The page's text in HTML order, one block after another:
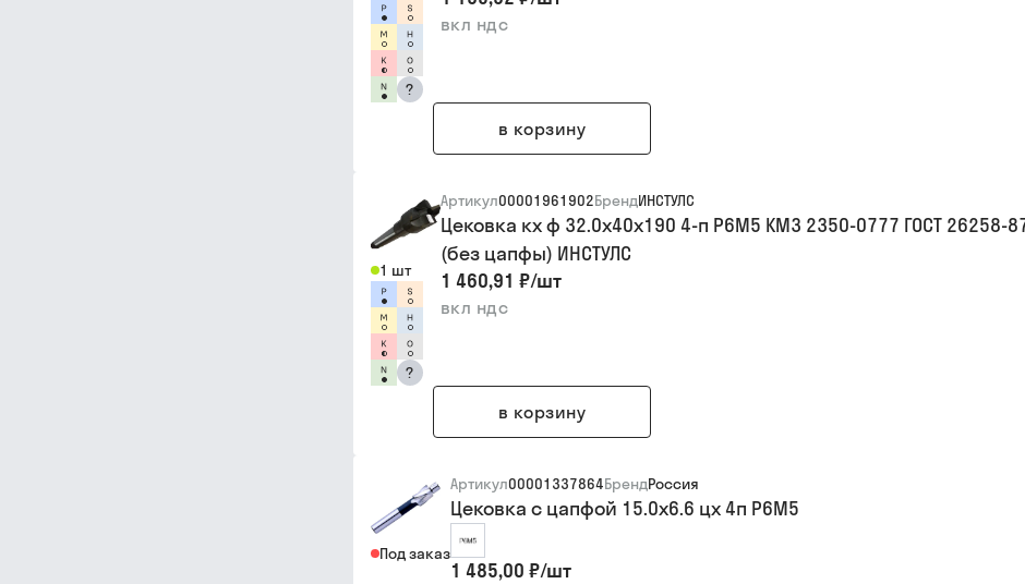
?
вкл ндс
в корзину
1 шт
?
Артикул00001961902БрендИНСТУЛС
Цековка кх ф 32.0х40х190 4-п Р6М5 КМ3 2350-0777 ГОСТ
(без цапфы) ИНСТУЛС
1 460,91 ₽/шт
вкл ндс
в корзину
Под заказ
Артикул00001337864БрендРоссия
Цековка с цапфой 15.0х6.6 цх 4п Р6М5
1 485,00 ₽/шт